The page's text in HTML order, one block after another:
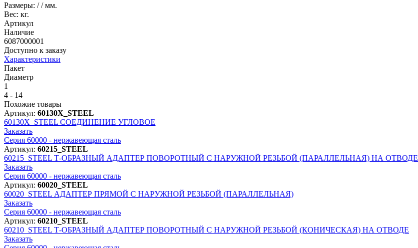
Размеры: //мм.
Вес: кг.
Артикул
Наличие
6087000001
Доступно к заказу
Характеристики
Пакет
Диаметр
1
4 - 14
Похожие товары
Артикул: 60130X_STEEL
60130X_STEEL СОЕДИНЕНИЕ УГЛОВОЕ
Заказать
Серия 60000 - нержавеющая сталь
Артикул: 60215_STEEL
60215_STEEL Т-ОБРАЗНЫЙ АДАПТЕР ПОВОРОТНЫЙ С НАРУЖНОЙ РЕЗЬБОЙ (ПАРАЛЛЕЛЬНАЯ) НА ОТВОДЕ
Заказать
Серия 60000 - нержавеющая сталь
Артикул: 60020_STEEL
60020_STEEL АДАПТЕР ПРЯМОЙ С НАРУЖНОЙ РЕЗЬБОЙ (ПАРАЛЛЕЛЬНАЯ)
Заказать
Серия 60000 - нержавеющая сталь
Артикул: 60210_STEEL
60210_STEEL Т-ОБРАЗНЫЙ АДАПТЕР ПОВОРОТНЫЙ С НАРУЖНОЙ РЕЗЬБОЙ (КОНИЧЕСКАЯ) НА ОТВОДЕ
Заказать